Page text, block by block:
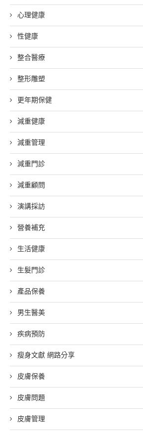
心理健康
性健康
整合醫療
整形雕塑
更年期保健
減重健康
減重管理
減重門診
減重顧問
演講採訪
營養補充
生活健康
生髮門診
產品保養
男生醫美
疾病預防
瘦身文獻 網路分享
皮膚保養
皮膚問題
皮膚管理